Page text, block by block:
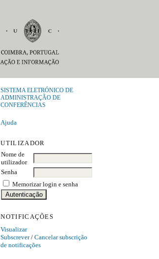
SISTEMA ELETRÓNICO DE
ADMINISTRAÇÃO DE
CONFERÊNCIAS
Ajuda
UTILIZADOR
Nome de
utilizador
Senha
Memorizar login e senha
NOTIFICAÇÕES
Visualizar
Subscrever/Cancelar subscrição
de notificações